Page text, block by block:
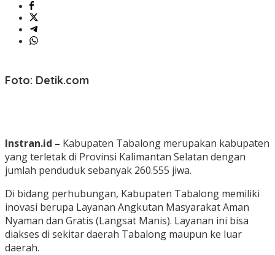
Foto: Detik.com
Instran.id – Kabupaten Tabalong merupakan kabupaten
yang terletak di Provinsi Kalimantan Selatan dengan
jumlah penduduk sebanyak 260.555 jiwa.
Di bidang perhubungan, Kabupaten Tabalong memiliki
inovasi berupa Layanan Angkutan Masyarakat Aman
Nyaman dan Gratis (Langsat Manis). Layanan ini bisa
diakses di sekitar daerah Tabalong maupun ke luar
daerah.